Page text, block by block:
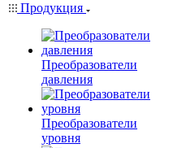
Продукция
Преобразователи
давления
Преобразователи
уровня